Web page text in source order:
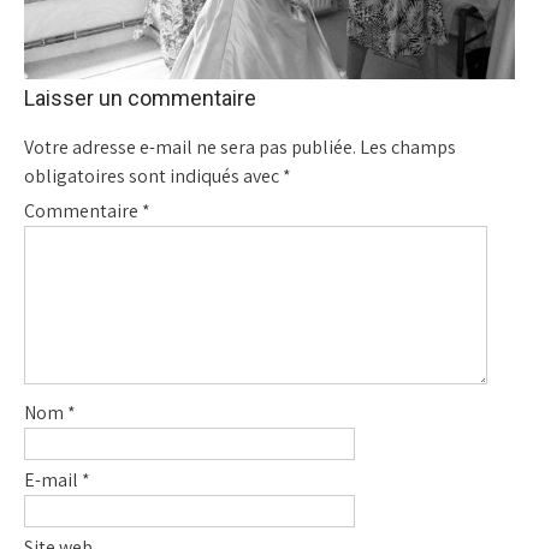
Laisser un commentaire
Votre adresse e-mail ne sera pas publiée. Les champs
obligatoires sont indiqués avec*
Commentaire *
Nom *
E-mail *